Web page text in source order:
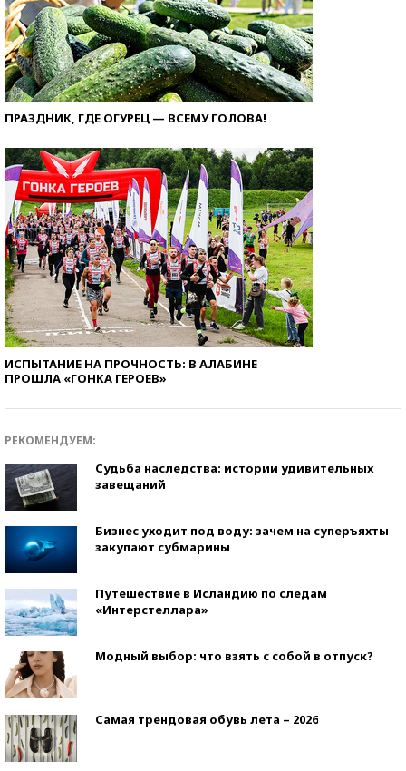
ПРАЗДНИК, ГДЕ ОГУРЕЦ — ВСЕМУ ГОЛОВА!
ИСПЫТАНИЕ НА ПРОЧНОСТЬ: В АЛАБИНЕ
ПРОШЛА «ГОНКА ГЕРОЕВ»
РЕКОМЕНДУЕМ:
Судьба наследства: истории удивительных
завещаний
Бизнес уходит под воду: зачем на суперъяхты
закупают субмарины
Путешествие в Исландию по следам
«Интерстеллара»
Модный выбор: что взять с собой в отпуск?
Самая трендовая обувь лета – 2026